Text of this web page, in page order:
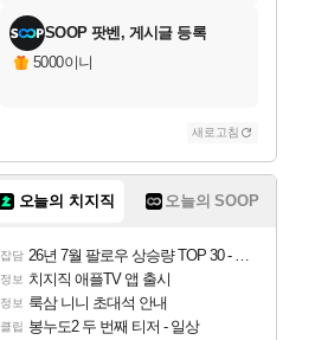
SOOP 팟벤, 게시글 등록
5000이니
새로고침
오늘의 치지직 오늘의 SOOP
잡담 26년 7월 팔로우 상승량 TOP 30 - 월간 치지직
정보 치지직 애플TV 앱 출시
정보 룩삼 니니 초대석 안내
클립 봉누도2 두 번째 티저 - 일상